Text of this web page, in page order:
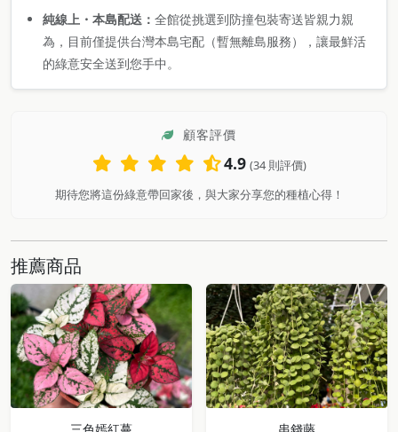
純線上・本島配送：全館從挑選到防撞包裝寄送皆親力親
為，目前僅提供台灣本島宅配（暫無離島服務），讓最鮮活
的綠意安全送到您手中。
顧客評價
4.9 (34 則評價)
期待您將這份綠意帶回家後，與大家分享您的種植心得！
推薦商品